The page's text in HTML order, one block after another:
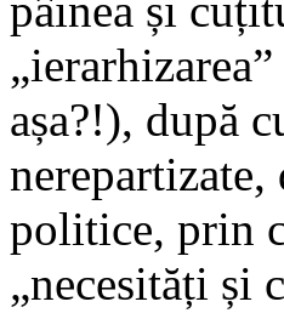
pâinea și
așa?!), după
politice, prin
„necesități și